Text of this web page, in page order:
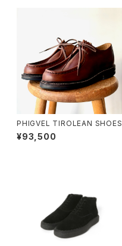
PHIGVEL TIROLEAN SHOES
¥93,500